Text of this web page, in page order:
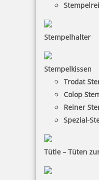
Stempelhalter
Stempelkissen
Trodat
Colop
Reiner
Spezial-
Tütle – Tüten
HINWEISE
Versandinformationen
Zahlungsbedingungen
Bestellhinweise